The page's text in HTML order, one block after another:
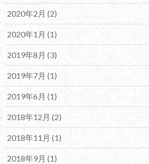
2020年2月 (2)
2020年1月 (1)
2019年8月 (3)
2019年7月 (1)
2019年6月 (1)
2018年12月 (2)
2018年11月 (1)
2018年9月 (1)